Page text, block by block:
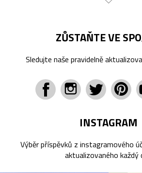
ZŮSTAŇTE VE
Sledujte naše pravidelně
INSTAGRAM
Výběr příspěvků z instagramového
aktualizovaného každý